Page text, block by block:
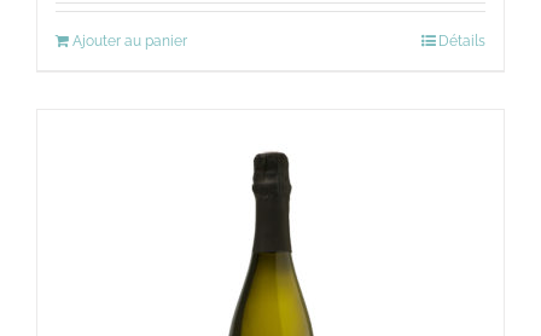
Ajouter au panier Détails